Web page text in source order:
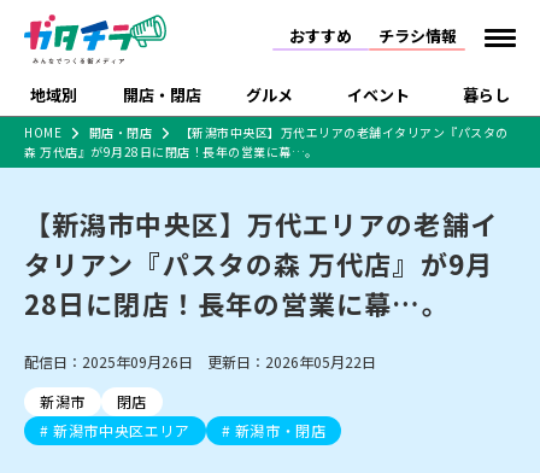
おすすめ チラシ情報
地域別 開店・閉店 グルメ イベント 暮らし
新潟市 下越
中越 上越
佐渡
開店 閉店
リニューアル・移転 休業 開店まとめ
閉店まとめ
新潟市・開店
新潟市・閉店
長岡市・開店
長岡市・閉店
ラーメン・開店
ラーメン・閉店
ラーメン 現地レポート
和食 洋食
スイーツ
体験・販売 祭り・伝統行事
趣味・展示会 ライブ・コンサート
スポーツ
施設・ショップ
住宅メーカー・工務
店
食品メーカー・県産
習い事・塾 アパレル・雑貨
フィットネス・ジム
観光スポット
温泉・入浴 ホテル
特売セール インタビュー
特集・まとめ記事
セツコママ ランキング 新潟人
キャンペーン
開店まとめ
閉店まとめ
ラーメンまとめ
飲食店まとめ
食品スーパー・コンビ
ショッピングモール・
大型施設
ドラッグストア・ホーム
センター
ファッション 生活サービス
HOME 開店・閉店
【新潟市中央区】万代エリアの老舗イタリアン『パスタの
森 万代店』が9月28日に閉店！長年の営業に幕…。
【新潟市中央区】万代エリアの老舗イ
タリアン『パスタの森 万代店』が9月
28日に閉店！長年の営業に幕…。
配信日：2025年09月26日 更新日：2026年05月22日
新潟市
閉店
新潟市中央区エリア
新潟市・閉店